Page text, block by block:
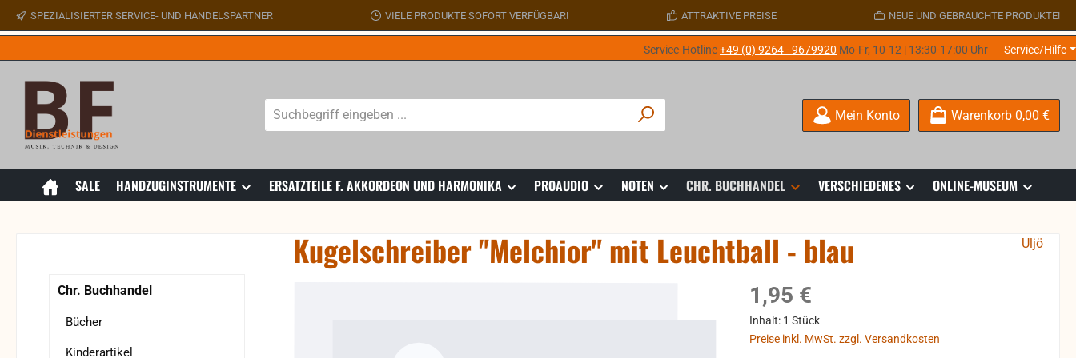
Hauptinhalt springen
Zur Suche springen
Zur Hauptnavigation springen
SPEZIALISIERTER SERVICE- UND HANDELSPARTNER VIELE PRODUKTE SOFORT VERFÜGBAR! ATTRAKTIVE PREISE NEUE UND GEBRAUCHTE PRODUKTE!
Service-Hotline+49 (0) 9264 - 9679920 Mo-Fr, 10-12 | 13:30-17:00 Uhr Service/Hilfe
Mein Konto Warenkorb 0,00 €
SALE HANDZUGINSTRUMENTE ERSATZTEILE F. AKKORDEON UND HARMONIKA PROAUDIO NOTEN CHR. BUCHHANDEL VERSCHIEDENES ONLINE-MUSEUM
Chr. Buchhandel
Bücher
Kinderartikel
Kugelschreiber "Melchior" mit Leuchtball - blau Uljö
Regulärer Preis:
1,95 €
Inhalt: 1 Stück
Preise inkl. MwSt. zzgl. Versandkosten